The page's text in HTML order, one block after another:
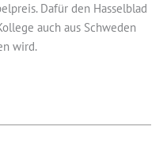
Dafür den Hasselblad
auch aus Schweden
wird.